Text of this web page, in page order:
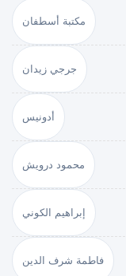
مكتبة أسطفان
جرجي زيدان
أدونيس
محمود درويش
إبراهيم الكوني
فاطمة شرف الدين